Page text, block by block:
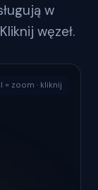
w
węzeł.
= zoom · kliknij